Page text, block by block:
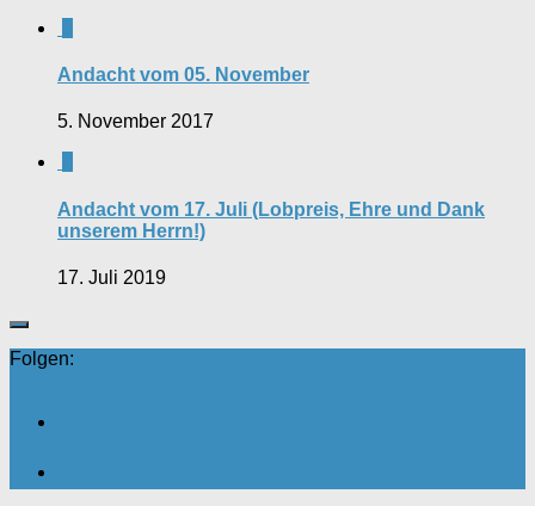
Andacht vom 05. November
5. November 2017
Andacht vom 17. Juli (Lobpreis, Ehre und Dank
unserem Herrn!)
17. Juli 2019
Folgen: